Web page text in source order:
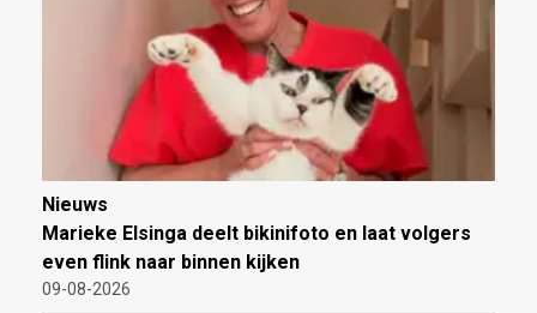
Nieuws
Marieke Elsinga deelt bikinifoto en laat volgers
even flink naar binnen kijken
09-08-2026